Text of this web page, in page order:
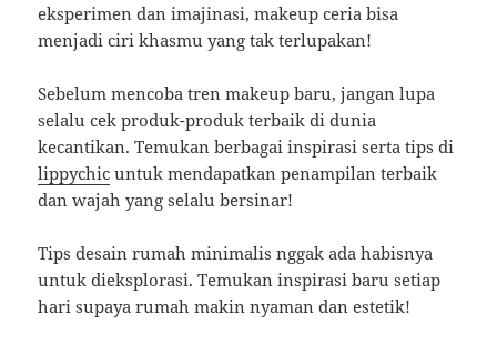
eksperimen dan imajinasi, makeup ceria bisa
menjadi ciri khasmu yang tak terlupakan!
Sebelum mencoba tren makeup baru, jangan lupa
selalu cek produk-produk terbaik di dunia
kecantikan. Temukan berbagai inspirasi serta tips di
lippychic untuk mendapatkan penampilan terbaik
dan wajah yang selalu bersinar!
Tips desain rumah minimalis nggak ada habisnya
untuk dieksplorasi. Temukan inspirasi baru setiap
hari supaya rumah makin nyaman dan estetik!